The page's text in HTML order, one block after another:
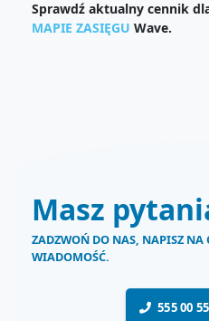
Sprawdź aktualny cennik
MAPIE ZASIĘGU Wave.
Masz
ZADZWOŃ DO NAS, NAPISZ NA
WIADOMOŚĆ.
555 00